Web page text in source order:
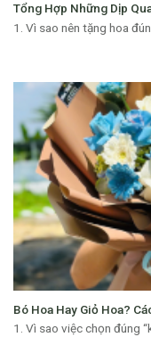
Tổng Hợp Những Dịp
1. Vì sao nên tặng hoa
Bó Hoa Hay Giỏ Hoa?
1. Vì sao việc chọn đúng